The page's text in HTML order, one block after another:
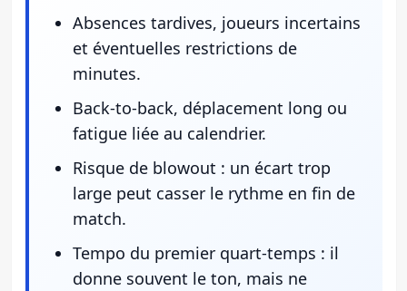
Absences tardives, joueurs incertains
et éventuelles restrictions de
minutes.
Back-to-back, déplacement long ou
fatigue liée au calendrier.
Risque de blowout : un écart trop
large peut casser le rythme en fin de
match.
Tempo du premier quart-temps : il
donne souvent le ton, mais ne